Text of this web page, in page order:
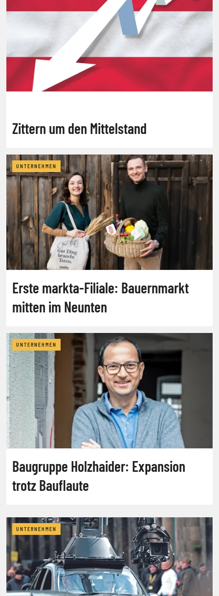
Zittern um den Mittelstand
UNTERNEHMEN
Erste markta-Filiale: Bauernmarkt
mitten im Neunten
UNTERNEHMEN
Baugruppe Holzhaider: Expansion
trotz Bauflaute
UNTERNEHMEN